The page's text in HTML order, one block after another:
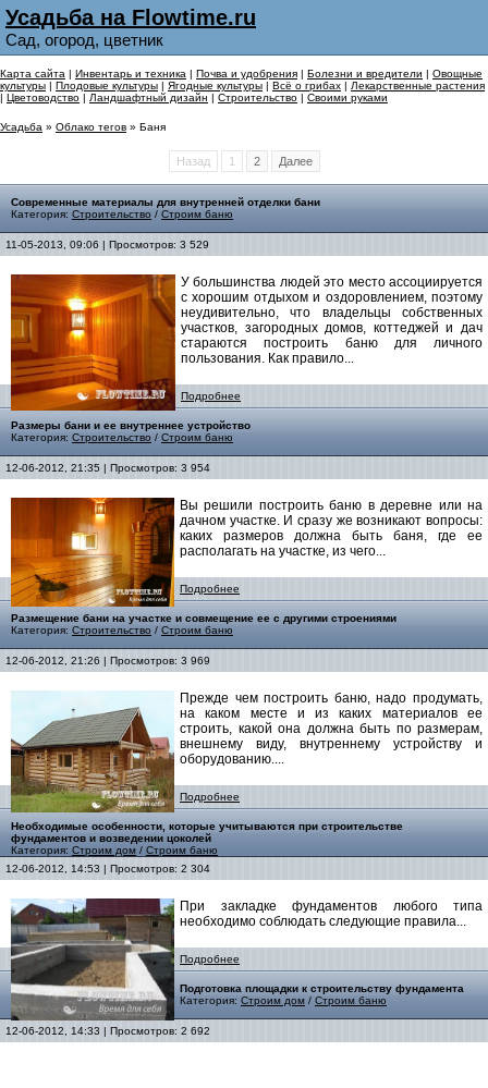
Усадьба на Flowtime.ru
Сад, огород, цветник
Карта сайта | Инвентарь и техника | Почва и удобрения | Болезни и вредители | Овощные
культуры | Плодовые культуры | Ягодные культуры | Всё о грибах | Лекарственные растения
| Цветоводство | Ландшафтный дизайн | Строительство | Своими руками
Усадьба » Облако тегов » Баня
Назад 1 2 Далее
Современные материалы для внутренней отделки бани
Категория: Строительство / Строим баню
11-05-2013, 09:06 | Просмотров: 3 529
У большинства людей это место ассоциируется
с хорошим отдыхом и оздоровлением, поэтому
неудивительно, что владельцы собственных
участков, загородных домов, коттеджей и дач
стараются построить баню для личного
пользования. Как правило...
Подробнее
Размеры бани и ее внутреннее устройство
Категория: Строительство / Строим баню
12-06-2012, 21:35 | Просмотров: 3 954
Вы решили построить баню в деревне или на
дачном участке. И сразу же возникают вопросы:
каких размеров должна быть баня, где ее
располагать на участке, из чего...
Подробнее
Размещение бани на участке и совмещение ее с другими строениями
Категория: Строительство / Строим баню
12-06-2012, 21:26 | Просмотров: 3 969
Прежде чем построить баню, надо продумать,
на каком месте и из каких материалов ее
строить, какой она должна быть по размерам,
внешнему виду, внутреннему устройству и
оборудованию....
Подробнее
Необходимые особенности, которые учитываются при строительстве
фундаментов и возведении цоколей
Категория: Строим дом / Строим баню
12-06-2012, 14:53 | Просмотров: 2 304
При закладке фундаментов любого типа
необходимо соблюдать следующие правила...
Подробнее
Подготовка площадки к строительству фундамента
Категория: Строим дом / Строим баню
12-06-2012, 14:33 | Просмотров: 2 692